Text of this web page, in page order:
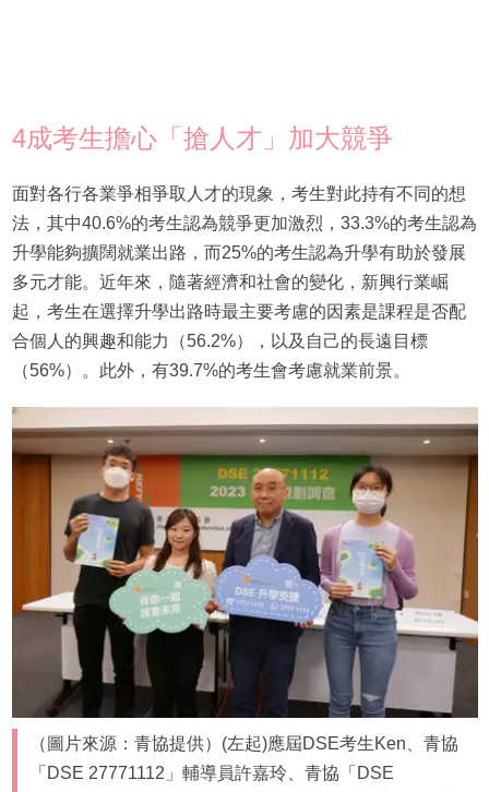
4成考生擔心「搶人才」加大競爭
面對各行各業爭相爭取人才的現象，考生對此持有不同的想
法，其中40.6%的考生認為競爭更加激烈，33.3%的考生認為
升學能夠擴闊就業出路，而25%的考生認為升學有助於發展
多元才能。近年來，隨著經濟和社會的變化，新興行業崛
起，考生在選擇升學出路時最主要考慮的因素是課程是否配
合個人的興趣和能力（56.2%），以及自己的長遠目標
（56%）。此外，有39.7%的考生會考慮就業前景。
（圖片來源：青協提供）(左起)應屆DSE考生Ken、青協
「DSE 27771112」輔導員許嘉玲、青協「DSE